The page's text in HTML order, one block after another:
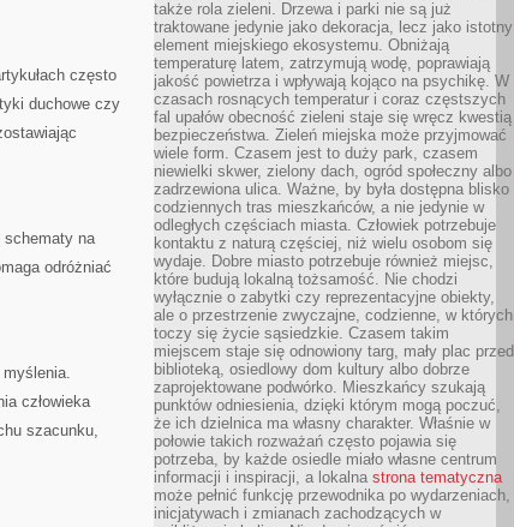
często
duchowe czy
schematy na
odróżniać
człowieka
szacunku,
także rola zieleni. Drzewa i parki nie są już
traktowane jedynie jako dekoracja, lecz jako istotny
element miejskiego ekosystemu. Obniżają
temperaturę latem, zatrzymują wodę, poprawiają
jakość powietrza i wpływają kojąco na psychikę. W
czasach rosnących temperatur i coraz częstszych
fal upałów obecność zieleni staje się wręcz kwestią
bezpieczeństwa. Zieleń miejska może przyjmować
wiele form. Czasem jest to duży park, czasem
niewielki skwer, zielony dach, ogród społeczny albo
zadrzewiona ulica. Ważne, by była dostępna blisko
codziennych tras mieszkańców, a nie jedynie w
odległych częściach miasta. Człowiek potrzebuje
kontaktu z naturą częściej, niż wielu osobom się
wydaje. Dobre miasto potrzebuje również miejsc,
które budują lokalną tożsamość. Nie chodzi
wyłącznie o zabytki czy reprezentacyjne obiekty,
ale o przestrzenie zwyczajne, codzienne, w których
toczy się życie sąsiedzkie. Czasem takim
miejscem staje się odnowiony targ, mały plac przed
biblioteką, osiedlowy dom kultury albo dobrze
zaprojektowane podwórko. Mieszkańcy szukają
punktów odniesienia, dzięki którym mogą poczuć,
że ich dzielnica ma własny charakter. Właśnie w
połowie takich rozważań często pojawia się
potrzeba, by każde osiedle miało własne centrum
informacji i inspiracji, a lokalna strona tematyczna
może pełnić funkcję przewodnika po wydarzeniach,
inicjatywach i zmianach zachodzących w